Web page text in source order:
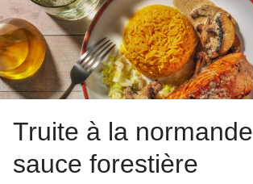
Truite à la
sauce forestière